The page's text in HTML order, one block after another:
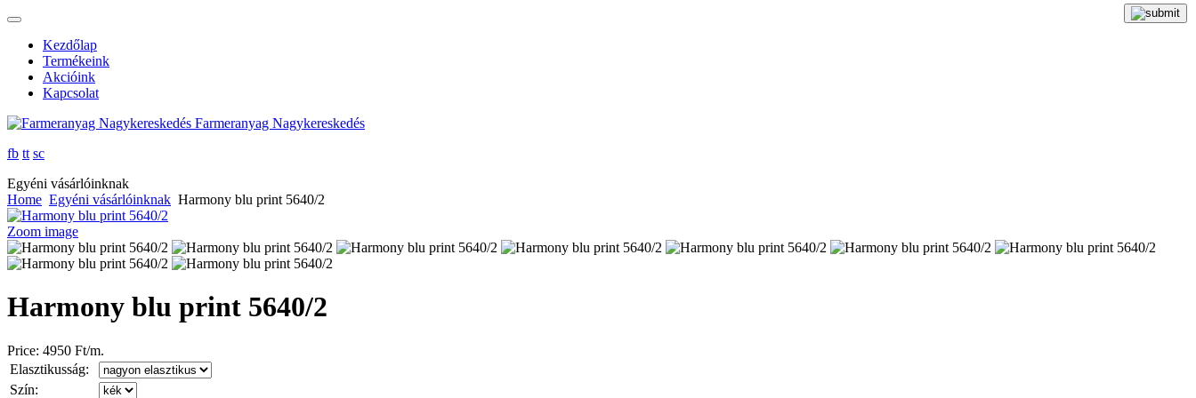
Kezdőlap
Termékeink
Akcióink
Kapcsolat
Farmeranyag Nagykereskedés
fb tt sc
Egyéni vásárlóinknak
Home Egyéni vásárlóinknak Harmony blu print 5640/2
Zoom image
Harmony blu print 5640/2
Price: 4950 Ft/m.
Elasztikusság:
Szín: